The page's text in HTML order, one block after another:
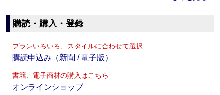
購読・購入・登録
プランいろいろ、スタイルに合わせて選択
購読申込み（新聞 / 電子版）
書籍、電子商材の購入はこちら
オンラインショップ